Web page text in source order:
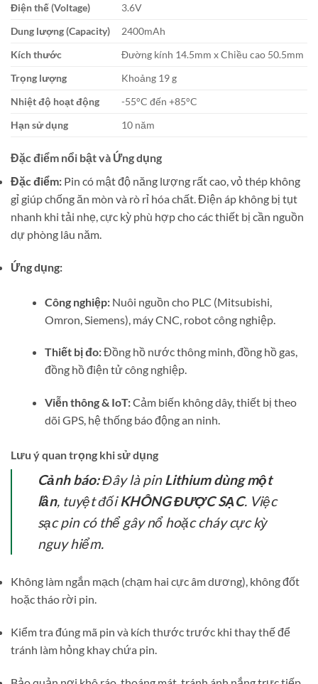
Điện thế (Voltage)
3.6V
Dung lượng (Capacity)
2400mAh
Kích thước
Đường kính 14.5mm x Chiều cao 50.5mm
Trọng lượng
Khoảng 19g
Nhiệt độ hoạt động
-55°C đến+85°C
Hạn sử dụng
10 năm
Đặc điểm nổi bật và Ứng dụng
Đặc điểm: Pin có mật độ năng lượng rất cao, vỏ thép không
gỉ giúp chống ăn mòn và rò rỉ hóa chất. Điện áp không bị tụt
nhanh khi tải nhẹ, cực kỳ phù hợp cho các thiết bị cần nguồn
dự phòng lâu năm.
Ứng dụng:
Công nghiệp: Nuôi nguồn cho PLC (Mitsubishi,
Omron, Siemens), máy CNC, robot công nghiệp.
Thiết bị đo:Đồng hồ nước thông minh, đồng hồ gas,
đồng hồ điện tử công nghiệp.
Viễn thông & IoT:Cảm biến không dây, thiết bị theo
dõi GPS, hệ thống báo động an ninh.
Lưu ý quan trọng khi sử dụng
Cảnh báo:Đây là pinLithium dùng một
lần, tuyệt đốiKHÔNG ĐƯỢC SẠC. Việc
sạc pin có thể gây nổ hoặc cháy cực kỳ
nguy hiểm.
Không làm ngắn mạch (chạm hai cực âm dương), không đốt
hoặc tháo rời pin.
Kiểm tra đúng mã pin và kích thước trước khi thay thế để
tránh làm hỏng khay chứa pin.